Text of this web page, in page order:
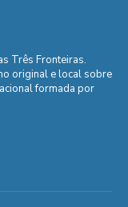
Três Fronteiras.
original e local sobre
formada por